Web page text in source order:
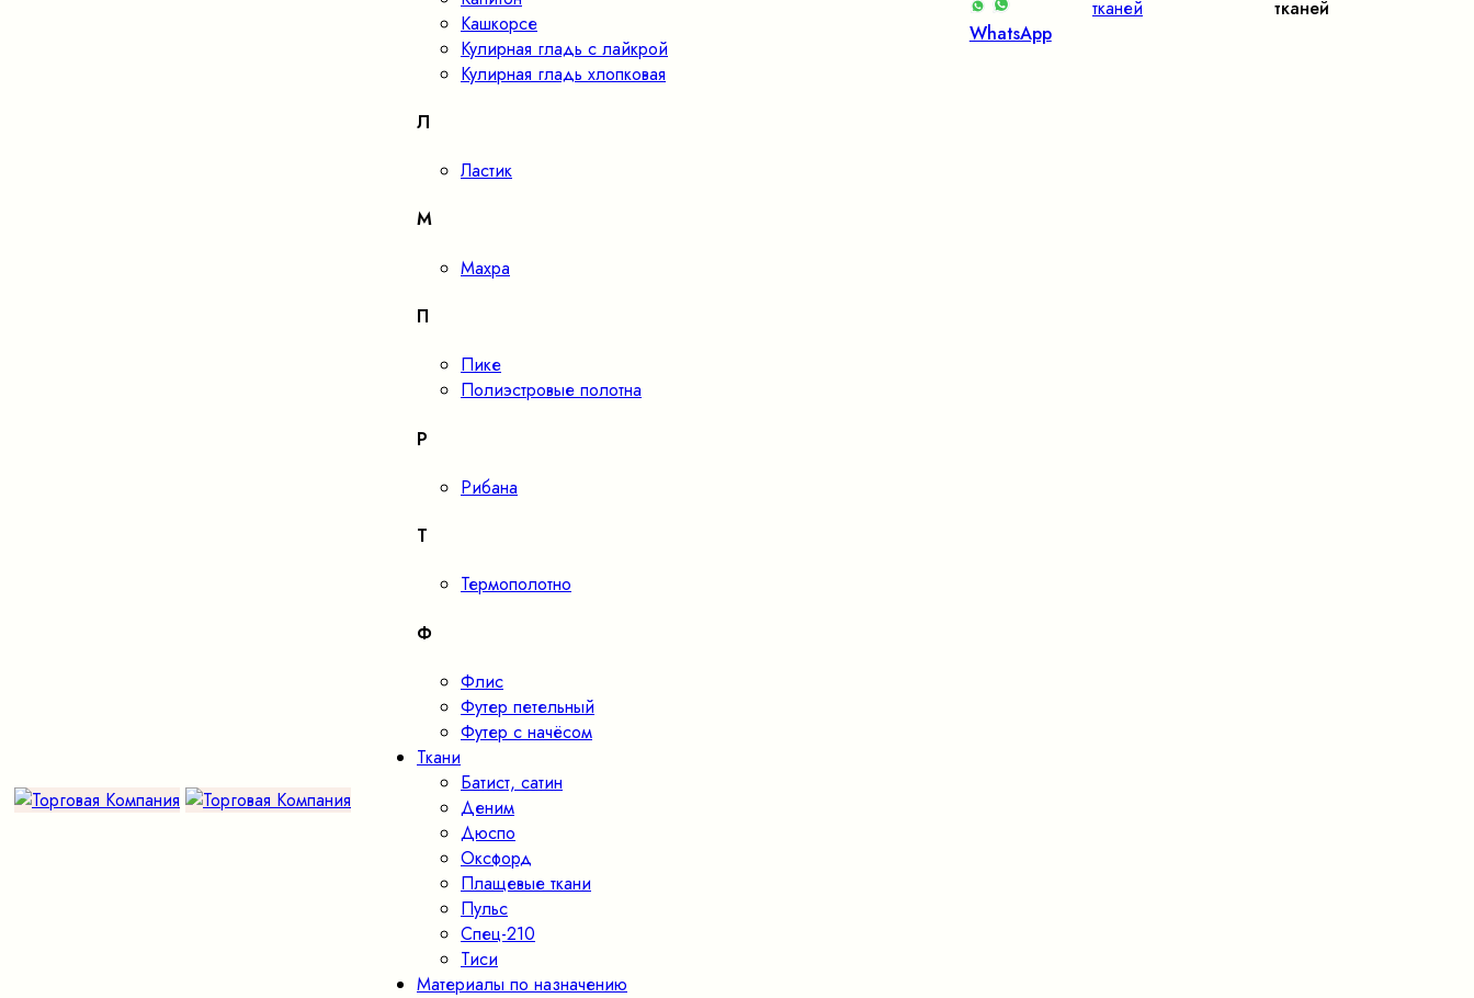
WhatsApp
тканей
тканей
Кашкорсе
Кулирная гладь с лайкрой
Кулирная гладь хлопковая
Л
Ластик
М
Махра
П
Пике
Полиэстровые полотна
Р
Рибана
Т
Термополотно
Ф
Флис
Футер петельный
Футер с начёсом
Ткани
Батист, сатин
Деним
Дюспо
Оксфорд
Плащевые ткани
Пульс
Спец-210
Тиси
Материалы по назначению